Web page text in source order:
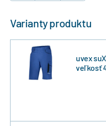
Varianty produktu
uvex
veľkosť